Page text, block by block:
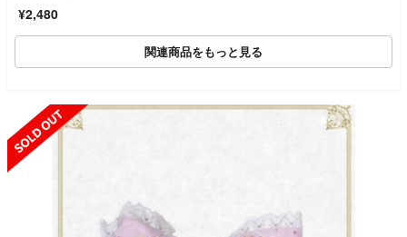
¥2,480
関連商品をもっと見る
SOLD OUT